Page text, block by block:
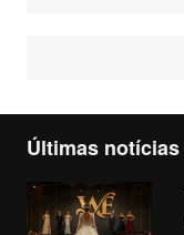
Últimas notícias